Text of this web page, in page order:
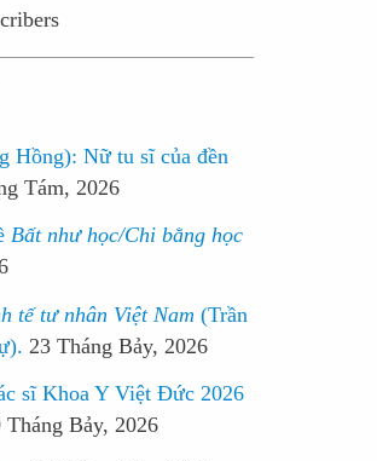
Hồng): Nữ tu sĩ của đền
Tám, 2026
Bất như học/Chi bằng học
tế tư nhân Việt Nam (Trần
23 Tháng Bảy, 2026
sĩ Khoa Y Việt Đức 2026
Tháng Bảy, 2026